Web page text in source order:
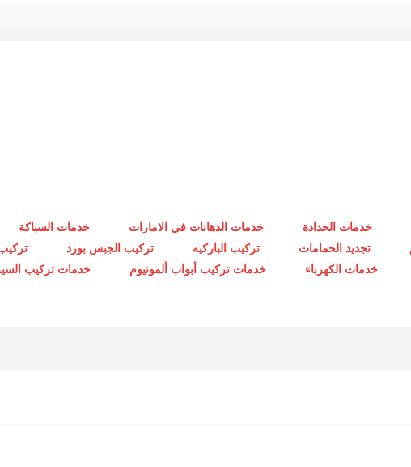
خدمات الحدادة خدمات الدهانات في الامارات
خدمات السباكة
تجديد الحمامات تركيب الباركيه تركيب الجبس بورد
خدمات الكهرباء خدمات تركيب أبواب ألمونيوم
خدمات تركيب